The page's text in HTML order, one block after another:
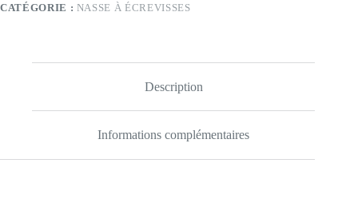
CATÉGORIE : NASSE À ÉCREVISSES
Description
Informations complémentaires